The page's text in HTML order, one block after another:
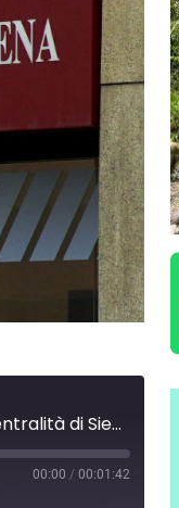
Monte dei Paschi: «a rischio duemila posti di lavoro e la centralità di Siena»
00:00 / 00:01:42